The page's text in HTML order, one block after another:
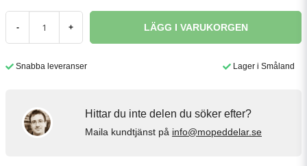
- + LÄGG I VARUKORGEN
Snabba leveranser Lager i Småland
Hittar du inte delen du söker efter?
Maila kundtjänst på info@mopeddelar.se